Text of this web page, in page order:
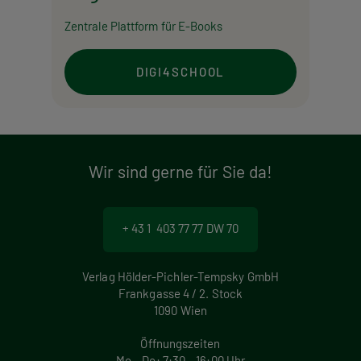
Zentrale Plattform für E-Books
DIGI4SCHOOL
Wir sind gerne für Sie da!
+ 43 1 403 77 77 DW 70
Verlag Hölder-Pichler-Tempsky GmbH
Frankgasse 4 / 2. Stock
1090 Wien
Öffnungszeiten